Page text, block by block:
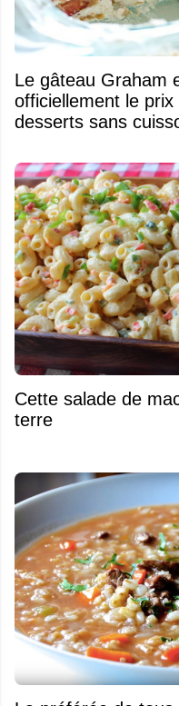
Le gâteau Graham et fraises se mérite
officiellement le
desserts sans
Cette salade de
terre